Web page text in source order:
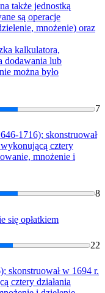
także jednostką
są operacje
, mnożenie) oraz
kalkulatora,
dodawania lub
można było
7
1716); skonstruował
cztery
mnożenie i
8
się opłatkiem
22
skonstruował w 1694 r.
cztery działania